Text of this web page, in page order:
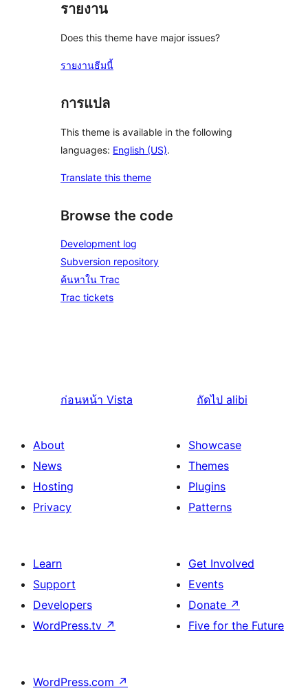
รายงาน
Does this theme have major issues?
รายงานธีมนี้
การแปล
This theme is available in the following
languages: English (US).
Translate this theme
Browse the code
Development log
Subversion repository
ค้นหาใน Trac
Trac tickets
ก่อนหน้า Vista ถัดไป alibi
About
News
Hosting
Privacy
Showcase
Themes
Plugins
Patterns
Learn
Support
Developers
WordPress.tv ↗
Get Involved
Events
Donate ↗
Five for the Future
WordPress.com ↗